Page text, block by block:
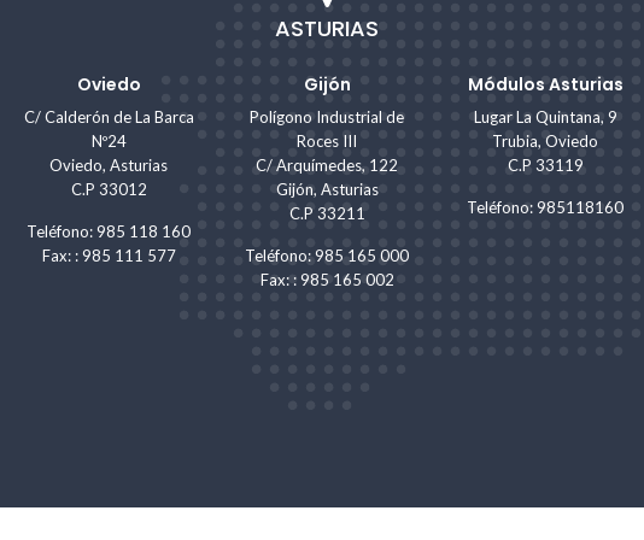
ASTURIAS
Oviedo
C/ Calderón de La Barca
Nº24
Oviedo, Asturias
C.P 33012
Teléfono: 985 118 160
Fax: : 985 111 577
Gijón
Polígono Industrial de
Roces III
C/ Arquímedes, 122
Gijón, Asturias
C.P 33211
Teléfono: 985 165 000
Fax: : 985 165 002
Módulos Asturias
Lugar La Quintana, 9
Trubia, Oviedo
C.P 33119
Teléfono: 985118160